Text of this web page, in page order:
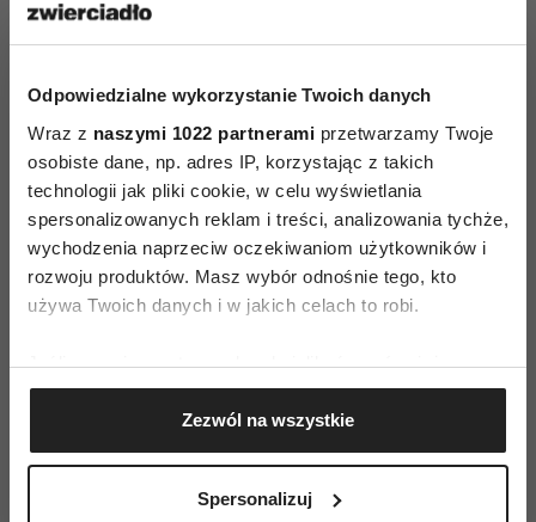
Odpowiedzialne wykorzystanie Twoich danych
Wraz z naszymi 1022 partnerami przetwarzamy Twoje
osobiste dane, np. adres IP, korzystając z takich
technologii jak pliki cookie, w celu wyświetlania
spersonalizowanych reklam i treści, analizowania tychże,
wychodzenia naprzeciw oczekiwaniom użytkowników i
rozwoju produktów. Masz wybór odnośnie tego, kto
używa Twoich danych i w jakich celach to robi.
Jeśli wyrazisz na to zgodę, chcielibyśmy również:
Gromadzić dane dotyczące Twojej lokalizacji
geograficznej z dokładnością nawet do kilku metrów
Identyfikować Twoje urządzenie, aktywnie
(fingerprinting, czyli wirtualny odcisk palca)
Zezwól na wszystkie
Spersonalizuj
ZAMÓW